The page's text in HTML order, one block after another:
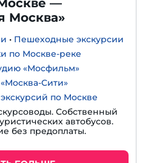
—
Москва»
• Пешеходные экскурсии
по Москве-реке
«Мосфильм»
Сити»
по Москве
Собственный
автобусов.
без предоплаты.